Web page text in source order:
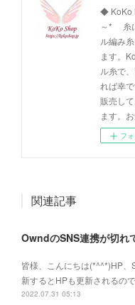
◆ KoKo
～* 糸
ル編み
ます。
ル糸で
れば幸
販売し
ます。
フ
関連記事
OwndのSNS連携が切れ
皆様、こんにちは(*^^*)HP
新するとHPも更新されるの
2022.07.31 05:13